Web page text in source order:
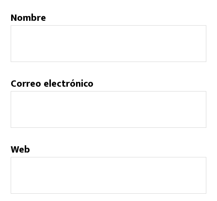
Nombre
Correo electrónico
Web